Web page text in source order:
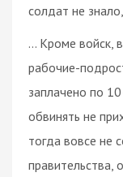
солдат не
… Кроме войск,
рабочие-
заплачено по
обвинять не
тогда вовсе не
правительства,